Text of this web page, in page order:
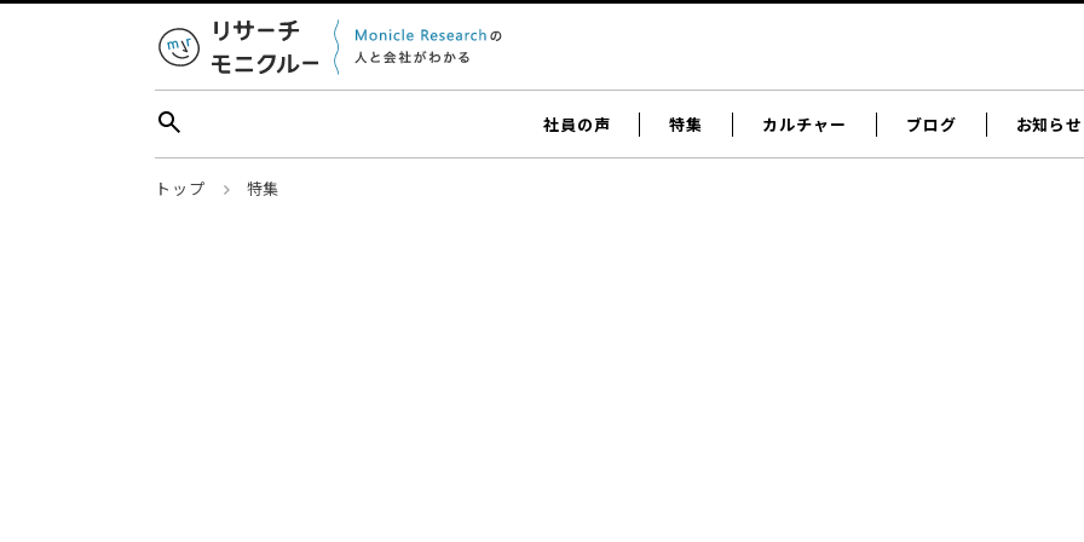
社員の声 特集 カルチャー ブログ お知らせ
トップ 特集